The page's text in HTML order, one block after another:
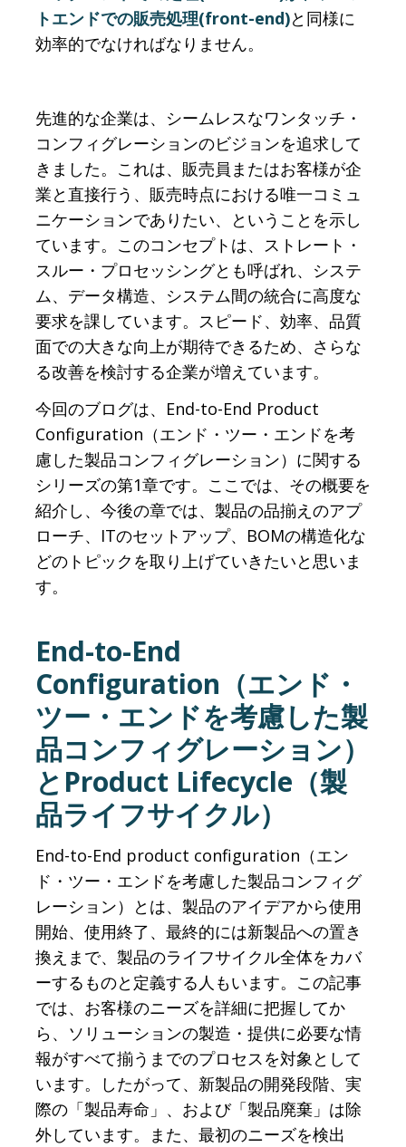
トエンドでの販売処理(front-end)と同様に
効率的でなければなりません。
先進的な企業は、シームレスなワンタッチ・
コンフィグレーションのビジョンを追求して
きました。これは、販売員またはお客様が企
業と直接行う、販売時点における唯一コミュ
ニケーションでありたい、ということを示し
ています。このコンセプトは、ストレート・
スルー・プロセッシングとも呼ばれ、システ
ム、データ構造、システム間の統合に高度な
要求を課しています。スピード、効率、品質
面での大きな向上が期待できるため、さらな
る改善を検討する企業が増えています。
今回のブログは、End-to-End Product
Configuration（エンド・ツー・エンドを考
慮した製品コンフィグレーション）に関する
シリーズの第1章です。ここでは、その概要を
紹介し、今後の章では、製品の品揃えのアプ
ローチ、ITのセットアップ、BOMの構造化な
どのトピックを取り上げていきたいと思いま
す。
End-to-End
Configuration（エンド・
ツー・エンドを考慮した製
品コンフィグレーション）
とProduct Lifecycle（製
品ライフサイクル）
End-to-End product configuration（エン
ド・ツー・エンドを考慮した製品コンフィグ
レーション）とは、製品のアイデアから使用
開始、使用終了、最終的には新製品への置き
換えまで、製品のライフサイクル全体をカバ
ーするものと定義する人もいます。この記事
では、お客様のニーズを詳細に把握してか
ら、ソリューションの製造・提供に必要な情
報がすべて揃うまでのプロセスを対象として
います。したがって、新製品の開発段階、実
際の「製品寿命」、および「製品廃棄」は除
外しています。また、最初のニーズを検出